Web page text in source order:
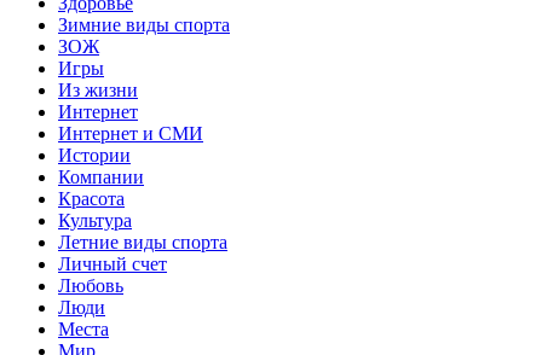
Зимние виды спорта
ЗОЖ
Игры
Из жизни
Интернет
Интернет и СМИ
Истории
Компании
Красота
Культура
Летние виды спорта
Личный счет
Любовь
Люди
Места
Мир